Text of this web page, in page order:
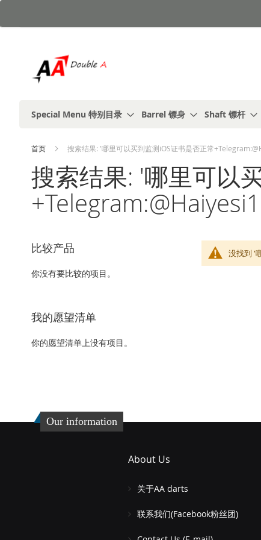
到
Special Menu 特别目录
Barrel 镖身 Shaft 镖杆
首页 搜索结果: '哪里可以买到监测iOS证书是否正常
搜索结果: '哪里可以
没找到 '
比较产品
你没有要比较的项目。
我的愿望清单
你的愿望清单上没有项目。
Our information
About Us
关于AA darts
联系我们(Facebook粉丝团)